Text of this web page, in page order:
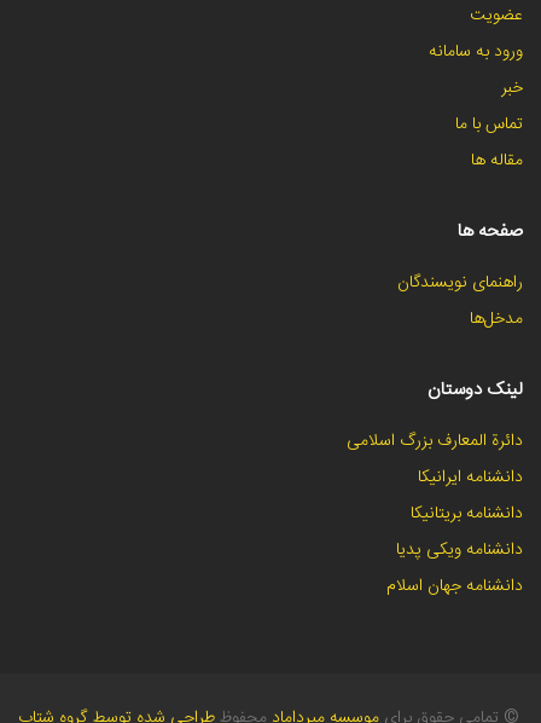
عضویت
ورود به سامانه
خبر
تماس با ما
مقاله ها
صفحه ها
راهنمای نویسندگان
مدخل‌ها
لینک دوستان
دائرة المعارف بزرگ اسلامی
دانشنامه ایرانیکا
دانشنامه بریتانیکا
دانشنامه ویکی پدیا
دانشنامه جهان اسلام